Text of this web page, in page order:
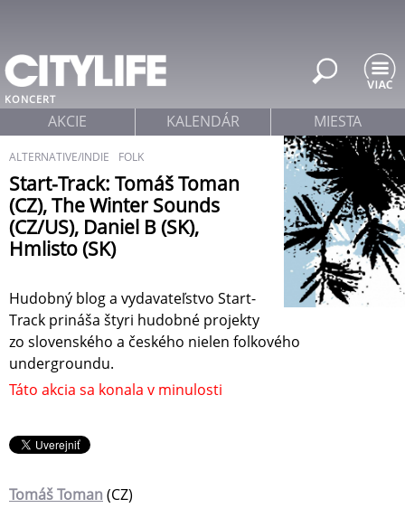
KONCERT
ALTERNATIVE/INDIE FOLK
Start-Track: Tomáš Toman
(CZ), The Winter Sounds
(CZ/US), Daniel B (SK),
Hmlisto (SK)
Hudobný blog a vydavateľstvo Start-
Track prináša štyri hudobné projekty
zo slovenského a českého nielen folkového
undergroundu.
Táto akcia sa konala v minulosti
Tomáš Toman (CZ)
AKCIE KALENDÁR MIESTA